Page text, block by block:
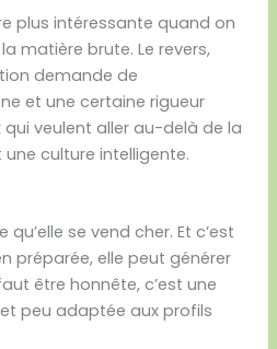
plus intéressante quand on
matière brute. Le revers,
demande de
et une certaine rigueur
veulent aller au-delà de la
une culture intelligente.
se vend cher. Et c’est
préparée, elle peut générer
être honnête, c’est une
peu adaptée aux profils